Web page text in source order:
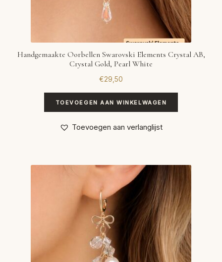
Handgemaakte Oorbellen Swarovski Elements Crystal AB,
Crystal Gold, Pearl White
€29,50
TOEVOEGEN AAN WINKELWAGEN
Toevoegen aan verlanglijst